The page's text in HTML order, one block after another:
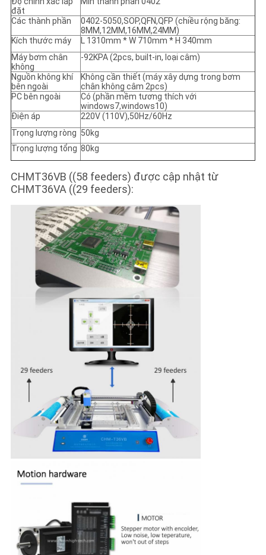
đặt
Các thành phần
0402-5050,SOP,QFN,QFP (chiều rộng băng:
8MM,12MM,16MM,24MM)
Kích thước máy
L 1310mm * W 710mm * H 340mm
Máy bơm chân
không
-92KPA (2pcs, built-in, loại câm)
Nguồn không khí
bên ngoài
Không cần thiết (máy xây dựng trong bơm
chân không câm 2pcs)
PC bên ngoài
Có (phần mềm tương thích với
windows7,windows10)
Điện áp
220V (110V),50Hz/60Hz
Trọng lượng ròng 50kg
Trọng lượng tổng 80kg
CHMT36VB ((58 feeders) được cập nhật từ
CHMT36VA ((29 feeders):